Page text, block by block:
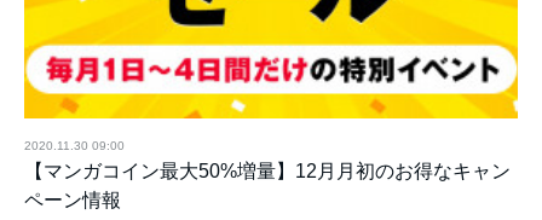
2020.11.30 09:00
【マンガコイン最大50%増量】12月月初のお得なキャン
ペーン情報